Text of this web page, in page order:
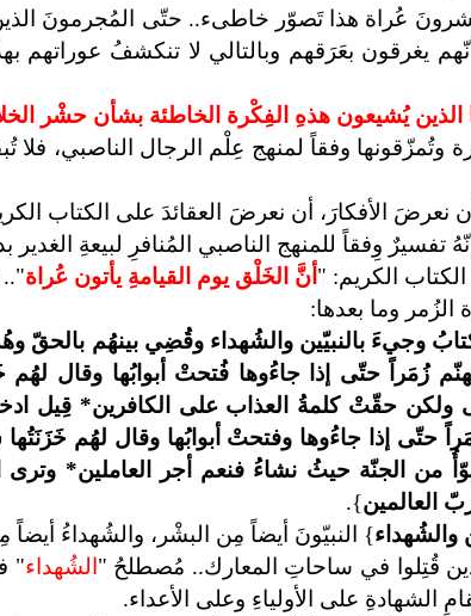
عُراة هذا تَصوّر خاطىء.. حتّى المُجرمونَ
يغرقون بعَرَقهم وبالتالي لا تنكشفُ عوراتهم
الذين يُشيعون هذهِ الفِكْرة الخاطئة بشأن حشْر
وتُمزّقونها وفقاً لمنهج عِلْم الرجال الناصبي،
الأفكارَ، أن نعرضَ العقائدَ على الكتاب
وِفقاً للمنهج الناصبي المُنافرِ لبيعةِ الغدير بدرجةِ
الكريم: " أنَّ الخَلْق يوم القيامةِ يأتون عُراة"..
وجيءَ بالنبيّين والشُهداء وقُضِي بينهُم
زُمَراً حتّى إذا جاءُوها فُتحتْ أبوابُها وقال
ولكن حقّتْ كلمةُ العذاب على الكافرين* قِيل
حتّى إذا جاءُوها وفتحتْ أبوابُها وقال لهُم
من الجنّة حيثُ نشاءُ فنعم أجر العاملين*
العالمين}
.
والشُهداء} النبيّونَ أيضاً مِن البشْر، والشُهداءُ
قُتِلوا في ساحاتِ المعارك.. مُصطلحُ "الشُهداء"
على الأولياءِ وعلى الأعداء.